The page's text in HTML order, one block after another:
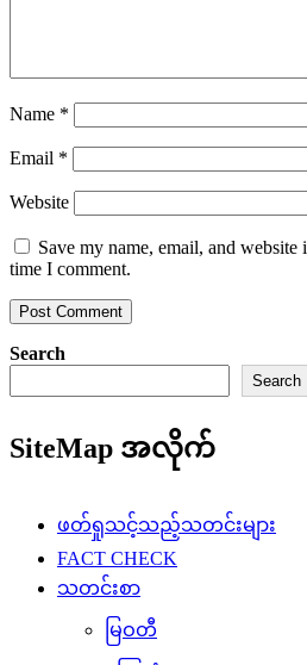
Name *
Email *
Website
Save my name, email, and
time I comment.
Search
Search
SiteMap အလိုက်
ဖတ်ရှုသင့်သည့်သတင်းများ
FACT CHECK
သတင်းစာ
မြဝတီ